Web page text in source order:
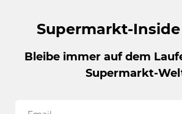
Supermarkt-
Bleibe immer auf dem
Supermarkt-